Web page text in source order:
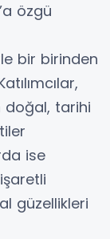
özgü
bir birinden
doğal, tarihi
ise
güzellikleri